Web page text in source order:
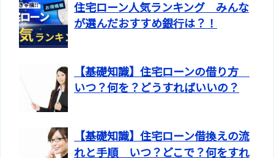
住宅ローン人気ランキング みんな
が選んだおすすめ銀行は？！
【基礎知識】住宅ローンの借り方
いつ？何を？どうすればいいの？
【基礎知識】住宅ローン借換えの流
れと手順 いつ？どこで？何をすれ